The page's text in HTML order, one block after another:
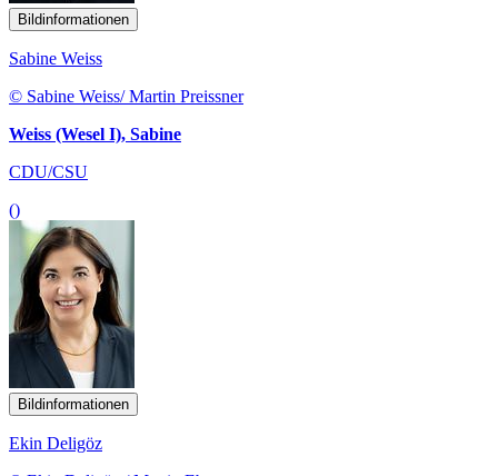
Bildinformationen
Sabine Weiss
© Sabine Weiss/ Martin Preissner
Weiss (Wesel I), Sabine
CDU/CSU
()
Bildinformationen
Ekin Deligöz